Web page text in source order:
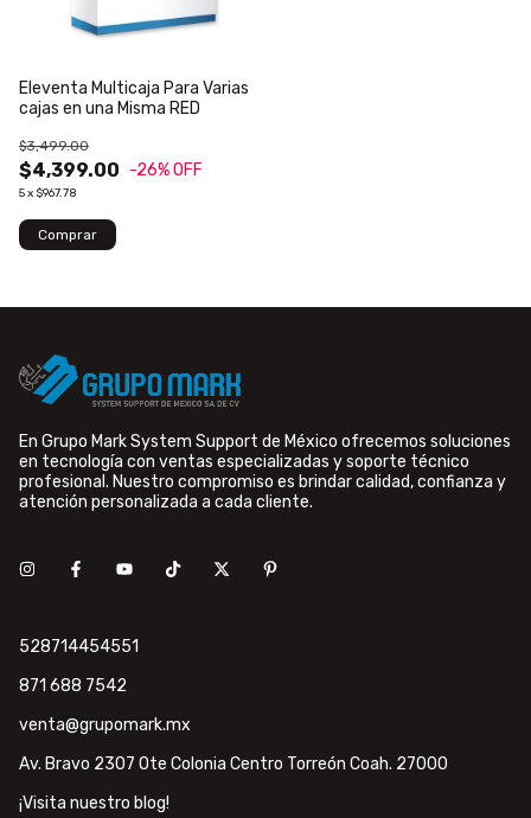
Eleventa Multicaja Para Varias
cajas en una Misma RED
$4,399.00
$3,499.00
-26% OFF
5x $967.78
En Grupo Mark System Support de México ofrecemos soluciones
en tecnología con ventas especializadas y soporte técnico
profesional. Nuestro compromiso es brindar calidad, confianza y
atención personalizada a cada cliente.
528714454551
871 688 7542
venta@grupomark.mx
Av. Bravo 2307 Ote Colonia Centro Torreón Coah. 27000
¡Visita nuestro blog!